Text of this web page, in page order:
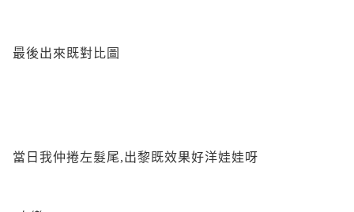
最後出來既對比圖
當日我仲捲左髮尾,出黎既效果好洋娃娃呀